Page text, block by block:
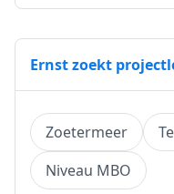
Ernst zoekt
Zoetermeer
Niveau MBO